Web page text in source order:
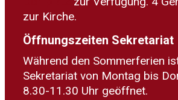
zur Kirche.
Öffnungszeiten Sekretariat
Während den Sommerferien
Sekretariat von Montag bis
8.30-11.30 Uhr geöffnet.